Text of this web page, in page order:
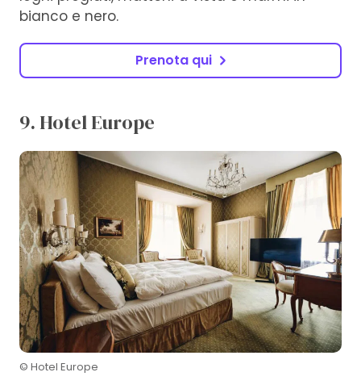
bianco e nero.
Prenota qui
9. Hotel Europe
© Hotel Europe